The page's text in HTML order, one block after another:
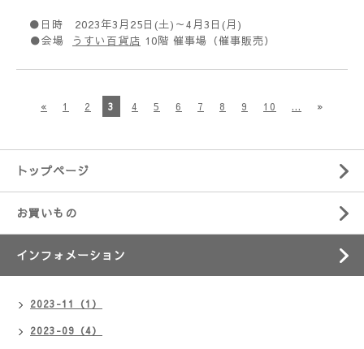
●日時 2023年3月25日(土)～4月3日(月)
●会場
うすい百貨店 10階 催事場（催事販売）
« 1 2 3 4 5 6 7 8 9 10 ... »
トップページ
お買いもの
インフォメーション
2023-11（1）
2023-09（4）